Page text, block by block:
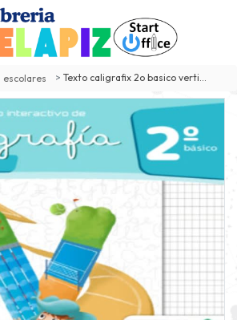
escolares Texto caligrafix 2o basico vertical